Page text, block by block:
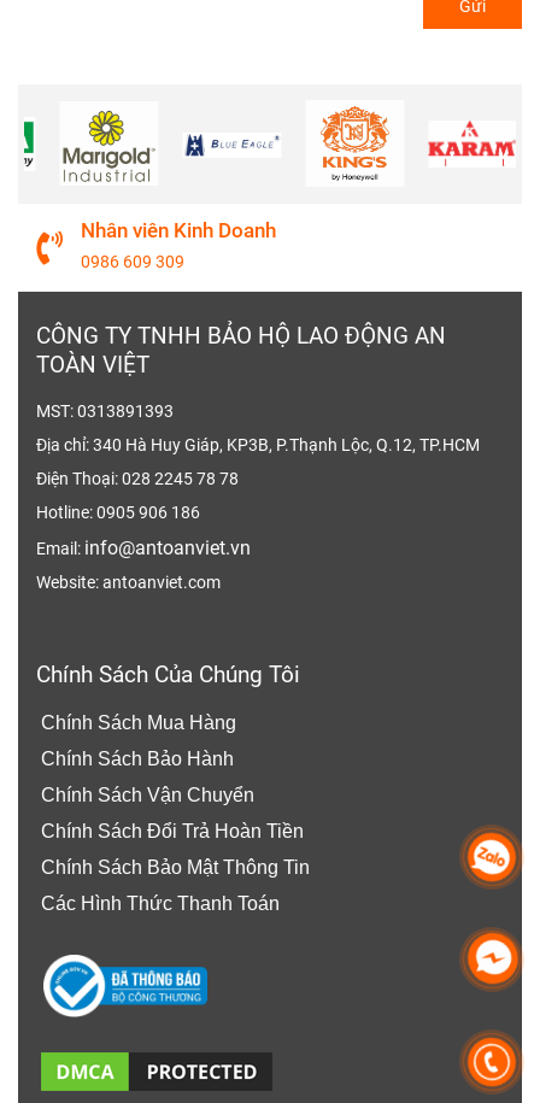
Gửi
Nhân viên Kinh Doanh
0986 609 309
CÔNG TY TNHH BẢO HỘ LAO ĐỘNG AN
TOÀN VIỆT
MST: 0313891393
Địa chỉ: 340 Hà Huy Giáp, KP3B, P.Thạnh Lộc, Q.12, TP.HCM
Điện Thoại: 028 2245 78 78
Hotline: 0905 906 186
Email: info@antoanviet.vn
Website: antoanviet.com
Chính Sách Của Chúng Tôi
Chính Sách Mua Hàng
Chính Sách Bảo Hành
Chính Sách Vận Chuyển
Chính Sách Đổi Trả Hoàn Tiền
Chính Sách Bảo Mật Thông Tin
Các Hình Thức Thanh Toán